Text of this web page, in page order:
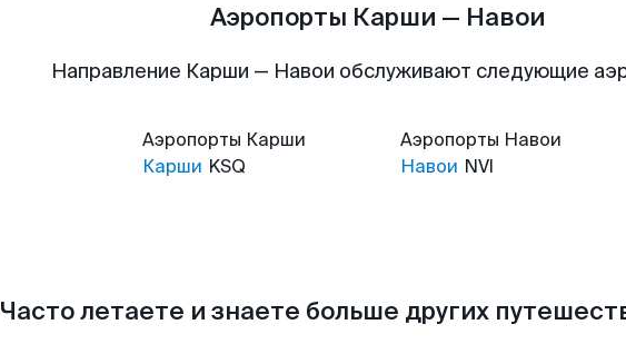
Аэропорты Карши — Навои
Направление Карши — Навои обслуживают следующие
Аэропорты Карши
Карши KSQ
Аэропорты Навои
Навои NVI
Часто летаете и знаете больше других